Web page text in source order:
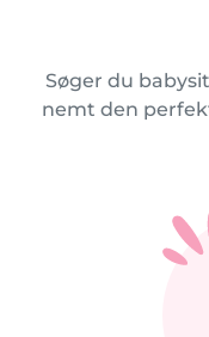
Søger du
nemt den